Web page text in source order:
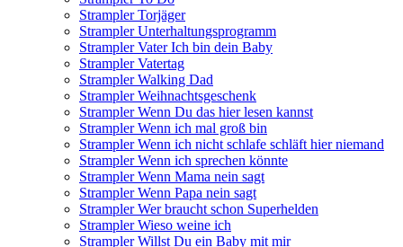
Strampler Torjäger
Strampler Unterhaltungsprogramm
Strampler Vater Ich bin dein Baby
Strampler Vatertag
Strampler Walking Dad
Strampler Weihnachtsgeschenk
Strampler Wenn Du das hier lesen kannst
Strampler Wenn ich mal groß bin
Strampler Wenn ich nicht schlafe schläft hier niemand
Strampler Wenn ich sprechen könnte
Strampler Wenn Mama nein sagt
Strampler Wenn Papa nein sagt
Strampler Wer braucht schon Superhelden
Strampler Wieso weine ich
Strampler Willst Du ein Baby mit mir